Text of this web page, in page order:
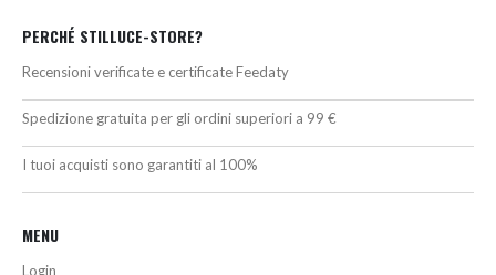
PERCHÉ STILLUCE-STORE?
Recensioni verificate e certificate Feedaty
Spedizione gratuita per gli ordini superiori a 99 €
I tuoi acquisti sono garantiti al 100%
MENU
Login